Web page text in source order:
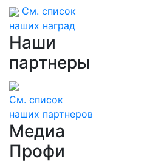
См. список
наших наград
Наши
партнеры
См. список
наших партнеров
Медиа
Профи